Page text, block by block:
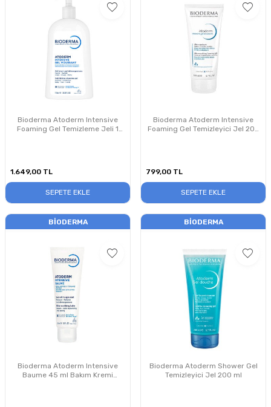
Bioderma Atoderm Intensive
Foaming Gel Temizleme Jeli 1
1.649,00 TL
SEPETE EKLE
Bioderma Atoderm Intensive
Foaming Gel Temizleyici Jel 200
799,00 TL
SEPETE EKLE
BIODERMA
Bioderma Atoderm Intensive
Baume 45 ml Bakım Kremi
BIODERMA
Bioderma Atoderm Shower Gel
Temizleyici Jel 200 ml